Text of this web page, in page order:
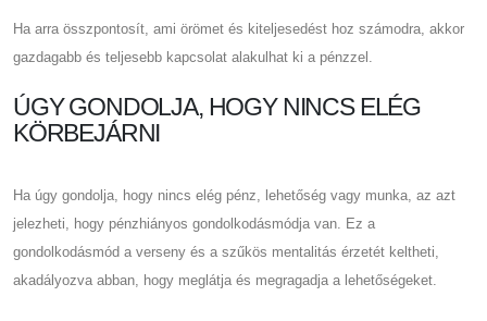
Ha arra összpontosít, ami örömet és kiteljesedést hoz számodra, akkor
gazdagabb és teljesebb kapcsolat alakulhat ki a pénzzel.
ÚGY GONDOLJA, HOGY NINCS ELÉG
KÖRBEJÁRNI
Ha úgy gondolja, hogy nincs elég pénz, lehetőség vagy munka, az azt
jelezheti, hogy pénzhiányos gondolkodásmódja van. Ez a
gondolkodásmód a verseny és a szűkös mentalitás érzetét keltheti,
akadályozva abban, hogy meglátja és megragadja a lehetőségeket.